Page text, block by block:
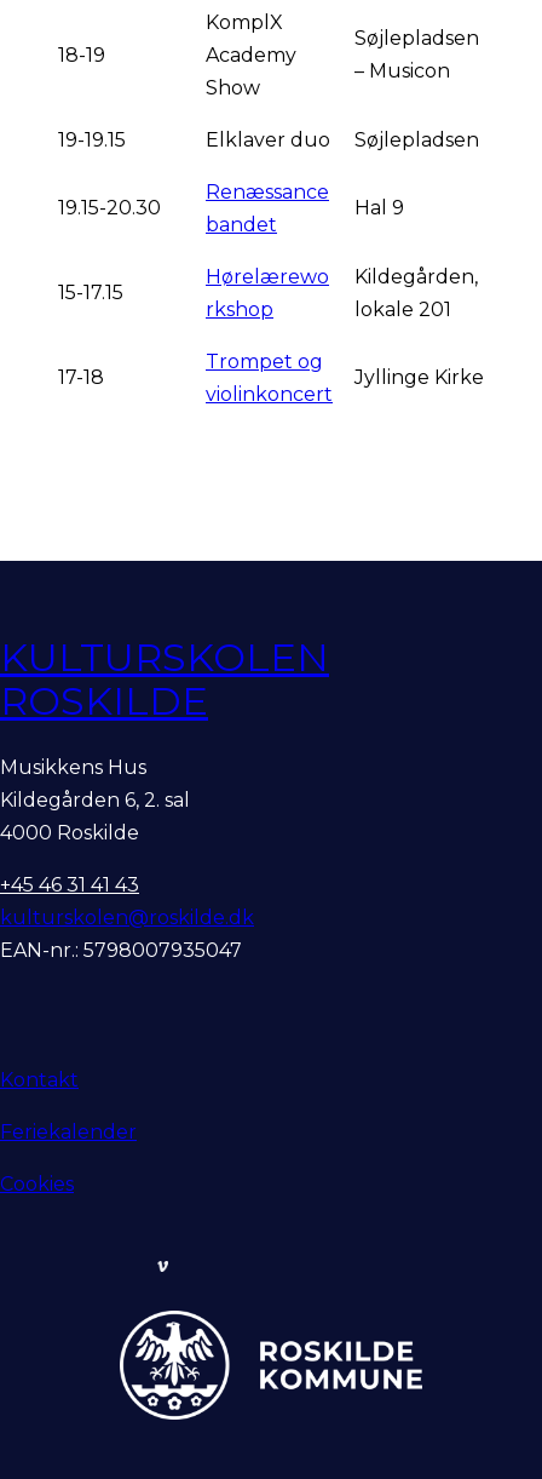
18-19
KomplX
Academy
Show
Søjlepladsen
– Musicon
19-19.15 Elklaver duo Søjlepladsen
19.15-20.30
Renæssance
bandet
Hal 9
15-17.15
Hørelærewo
rkshop
Kildegården,
lokale 201
17-18
Trompet og
violinkoncert
Jyllinge Kirke
KULTURSKOLEN
ROSKILDE
Musikkens Hus
Kildegården 6, 2. sal
4000 Roskilde
+45 46 31 41 43
kulturskolen@roskilde.dk
EAN-nr.: 5798007935047
Kontakt
Feriekalender
Cookies